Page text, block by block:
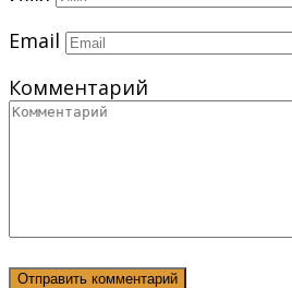
Email
Комментарий